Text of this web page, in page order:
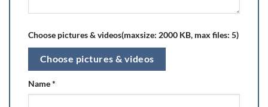
Choose pictures & videos(maxsize: 2000 KB, max files: 5)
Choose pictures & videos
Name*